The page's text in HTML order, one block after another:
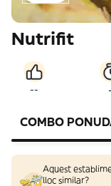
Nutrifit
--
COMBO
Aquest
lloc similar?